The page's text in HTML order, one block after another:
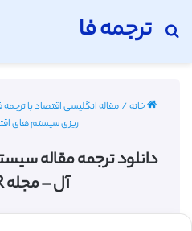
ترجمه فا
جستجو برای
خانه/مقاله انگلیسی اقتصاد با ترجمه فارسی
ریزی سیستم های
دانلود ترجمه مقاله
آل – مجله JSTOR